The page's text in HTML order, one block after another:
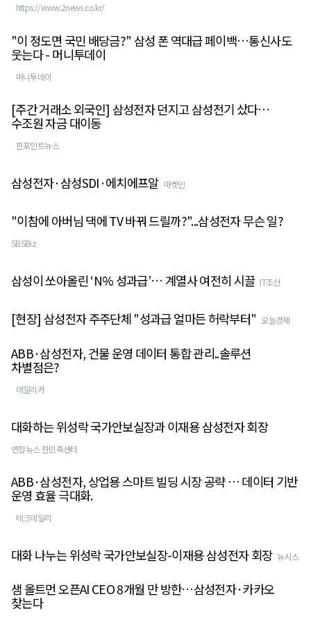
https://www.2news.co.kr/
"이 정도면 국민 배당금?" 삼성 폰 역대급 페이백…통신사도
웃는다 - 머니투데이
머니투데이
[주간 거래소 외국인] 삼성전자 던지고 삼성전기 샀다…
수조원 자금 대이동
핀포인트뉴스
삼성전자·삼성SDI·에치에프알 마켓인
"이참에 아버님 댁에 TV 바꿔 드릴까?"...삼성전자 무슨 일?
SBSBiz
삼성이 쏘아올린 ‘N% 성과급’… 계열사 여전히 시끌 IT조선
[현장] 삼성전자 주주단체 "성과급 얼마든 허락부터" 오늘경제
ABB·삼성전자, 건물 운영 데이터 통합 관리..솔루션
차별점은?
데일리카
대화하는 위성락 국가안보실장과 이재용 삼성전자 회장
연합뉴스 한민족센터
ABB·삼성전자, 상업용 스마트 빌딩 시장 공략 … 데이터 기반
운영 효율 극대화.
테크데일리
대화 나누는 위성락 국가안보실장-이재용 삼성전자 회장 뉴시스
샘 올트먼 오픈AI CEO 8개월 만 방한…삼성전자·카카오
찾는다